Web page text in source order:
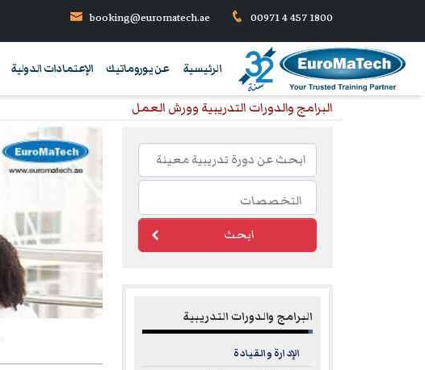
00971 4 457 1800
booking@euromatech.ae
الرئيسية عن يوروماتيك الإعتمادات الدولية
البرامج والدورات التدريبية وورش العمل
ابحث
البرامج والدورات التدريبية
الإدارة والقيادة